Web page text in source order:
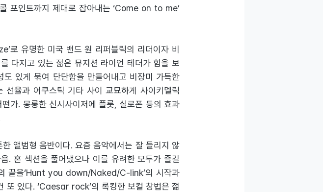
포인트까지 제대로 잡아내는 ‘Come on to me’
로 유명한 미국 밴드 원 리퍼블릭의 리더이자 비
다지고 있는 젊은 뮤지션 라이언 테더가 힘을 보
있게 묶여 단단함을 만들어내고 비장미 가득한
율과 어쿠스틱 기타 사이 교묘하게 사이키델릭
가. 몽롱한 신시사이저에 플롯, 실로폰 등의 효과
앨범형 음반이다. 요즘 음악에서는 잘 들리지 않
. 혼 섹션을 풀어냈으나 이를 유려한 모두가 즐길
끝을‘Hunt you down/Naked/C-link’의 시작과
또 있다. ‘Caesar rock’의 록킹한 보컬 창법은 젊